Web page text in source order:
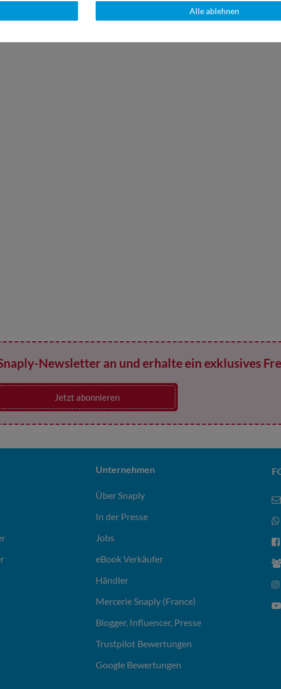
Newsletter an und erhalte ein exklusives
Jetzt abonnieren
Alle ablehnen
Unternehmen
Über Snaply
In der Presse
Jobs
eBook Verkäufer
Händler
Mercerie Snaply (France)
Blogger, Influencer, Presse
Trustpilot Bewertungen
Google Bewertungen